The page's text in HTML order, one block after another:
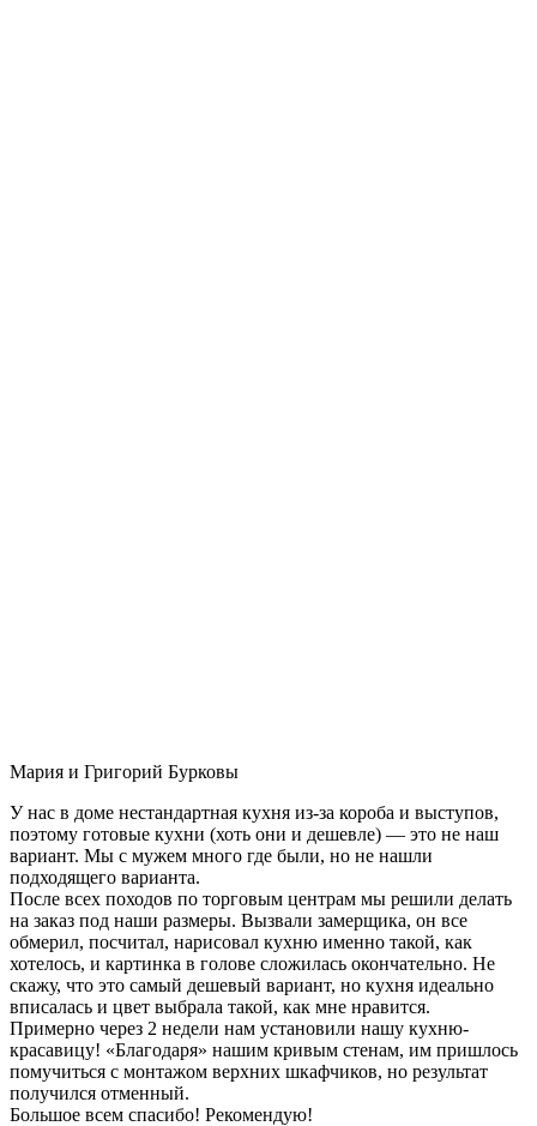
Мария и Григорий Бурковы
У нас в доме нестандартная кухня из-за короба и выступов,
поэтому готовые кухни (хоть они и дешевле) — это не наш
вариант. Мы с мужем много где были, но не нашли
подходящего варианта.
После всех походов по торговым центрам мы решили делать
на заказ под наши размеры. Вызвали замерщика, он все
обмерил, посчитал, нарисовал кухню именно такой, как
хотелось, и картинка в голове сложилась окончательно. Не
скажу, что это самый дешевый вариант, но кухня идеально
вписалась и цвет выбрала такой, как мне нравится.
Примерно через 2 недели нам установили нашу кухню-
красавицу! «Благодаря» нашим кривым стенам, им пришлось
помучиться с монтажом верхних шкафчиков, но результат
получился отменный.
Большое всем спасибо! Рекомендую!